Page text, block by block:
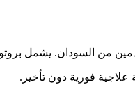
من السودان. يشمل